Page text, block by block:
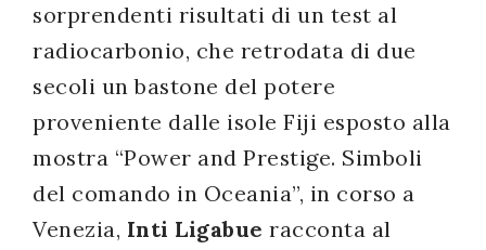
sorprendenti risultati di un test al
radiocarbonio, che retrodata di due
secoli un bastone del potere
proveniente dalle isole Fiji esposto alla
mostra “Power and Prestige. Simboli
del comando in Oceania”, in corso a
Venezia, Inti Ligabue racconta al